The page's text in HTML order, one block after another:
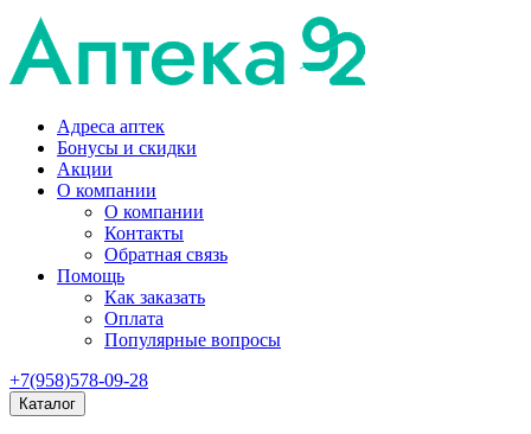
Адреса аптек
Бонусы и скидки
Акции
О компании
О компании
Контакты
Обратная связь
Помощь
Как заказать
Оплата
Популярные вопросы
+7(958)578-09-28
Каталог